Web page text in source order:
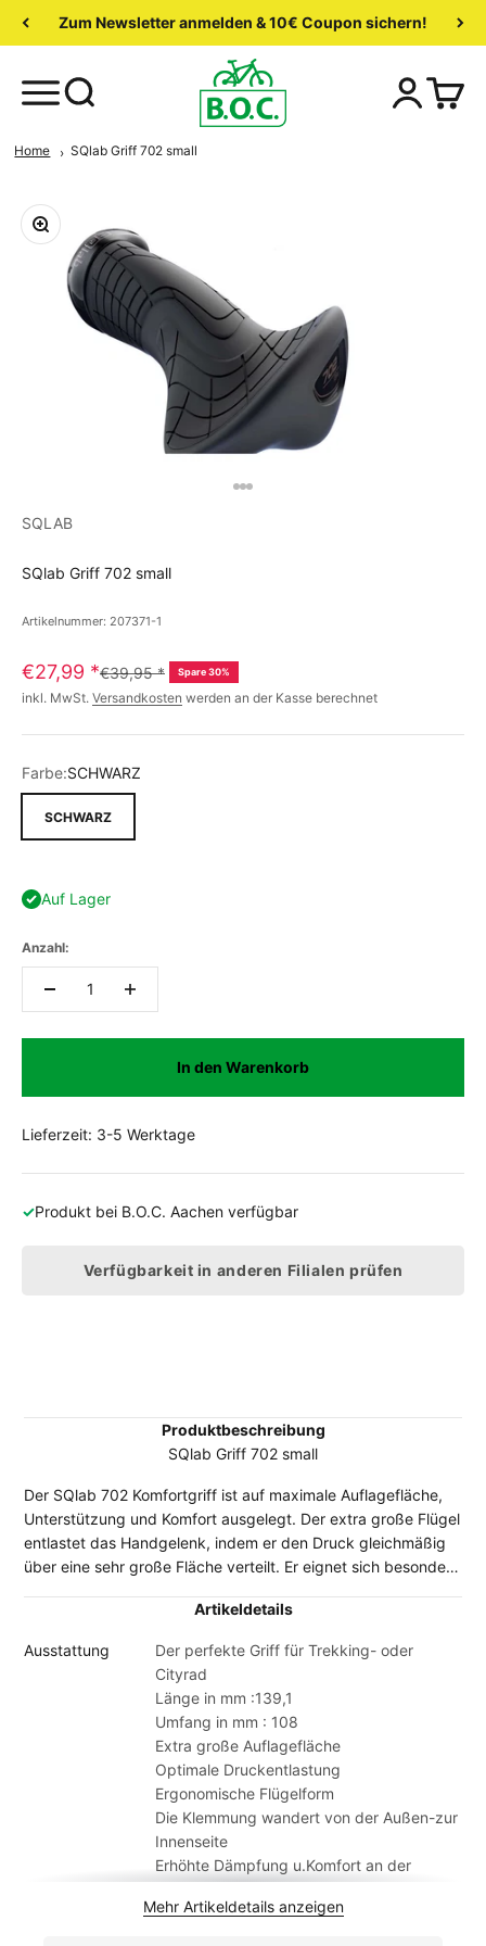
Zum Newsletter anmelden & 10€ Coupon sichern!
Home SQlab Griff 702 small
SQLAB
SQlab Griff 702 small
Artikelnummer: 207371-1
€27,99 *€39,95* Spare 30%
inkl. MwSt. Versandkosten werden an der Kasse berechnet
Farbe:SCHWARZ
SCHWARZ
Auf Lager
Anzahl:
In den Warenkorb
Lieferzeit: 3-5 Werktage
✓Produkt bei B.O.C. Aachen verfügbar
Verfügbarkeit in anderen Filialen prüfen
Produktbeschreibung
SQlab Griff 702 small
Der SQlab 702 Komfortgriff ist auf maximale Auflagefläche,
Unterstützung und Komfort ausgelegt. Der extra große Flügel
entlastet das Handgelenk, indem er den Druck gleichmäßig
über eine sehr große Fläche verteilt. Er eignet sich besonders
Lieferumfang umfasst ein Paar Griffe. Der weit
ermöglicht ein sicheres Umgreifen des Griffkörpers in
verschiedenen Fahrsituationen. Das hochgezogene Griffende
stabilisiert die Handaußenseite und sorgt für zusätzlichen
Halt. Die leicht erhöhte Innenfläche unterstützt eine natürliche
Handstellung und entlastet gezielt Ulnarnerv, Medianusnerv
sowie den Karpaltunnelausgang. Der Ergobar, eine
wellenförmige Erhebung auf der Vorder‑ und Unterseite des
Griffes, bietet den Fingern zusätzliche Führung und
verbessert die Griffsicherheit. Die Klemmung wurde zur
Innenseite verlegt, was die Dämpfung an der
Handaußenseite erhöht. Aufgrund dieser Konstruktion ist die
Artikeldetails
Ausstattung
Der perfekte Griff für Trekking- oder
Cityrad
Länge in mm :139,1
Umfang in mm : 108
Extra große Auflagefläche
Optimale Druckentlastung
Ergonomische Flügelform
Die Klemmung wandert von der Außen-zur
Innenseite
Erhöhte Dämpfung u.Komfort an der
Verschiedene Gummimischungen
Mehr Artikeldetails anzeigen